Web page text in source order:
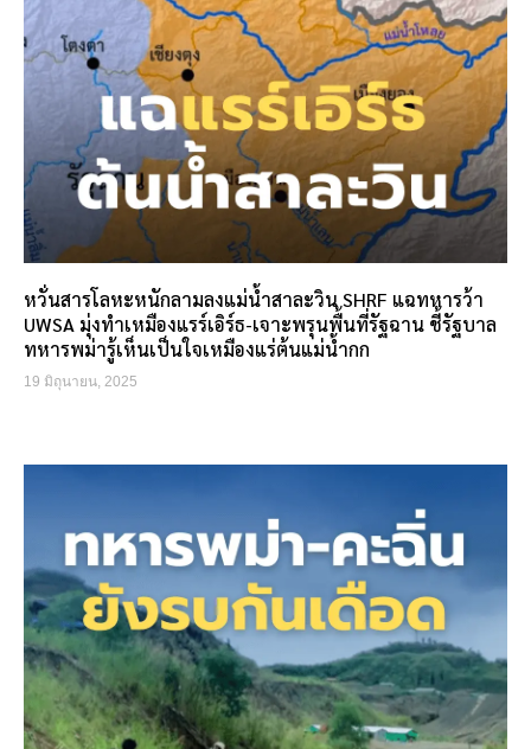
หวั่นสารโลหะหนักลามลงแม่น้ำสาละวิน SHRF แฉทหารว้า
UWSA มุ่งทำเหมืองแรร์เอิร์ธ-เจาะพรุนพื้นที่รัฐฉาน ชี้รัฐบาล
ทหารพม่ารู้เห็นเป็นใจเหมืองแร่ต้นแม่น้ำกก
19 มิถุนายน, 2025